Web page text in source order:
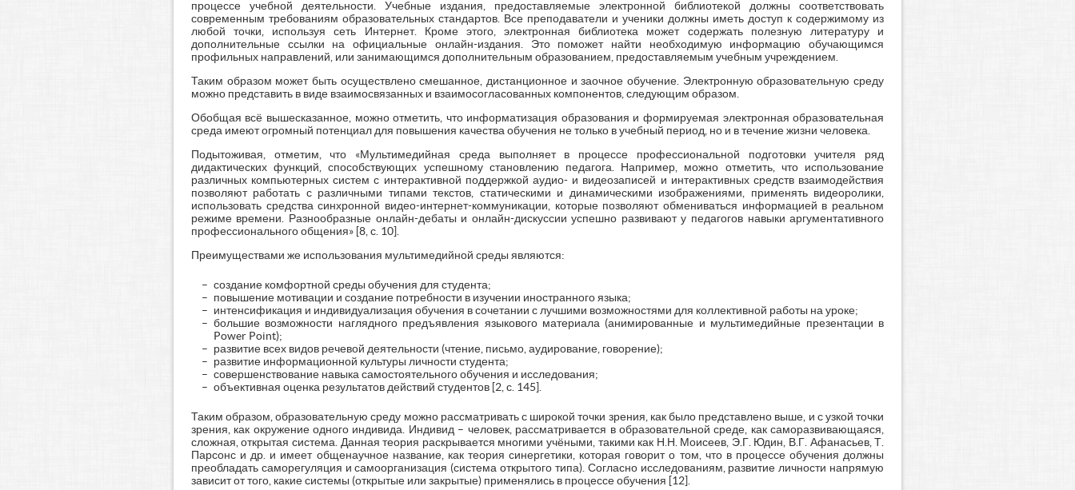
процессе учебной деятельности. Учебные издания, предоставляемые электронной библиотекой должны соответствовать
современным требованиям образовательных стандартов. Все преподаватели и ученики должны иметь доступ к содержимому из
любой точки, используя сеть Интернет. Кроме этого, электронная библиотека может содержать полезную литературу и
дополнительные ссылки на официальные онлайн-издания. Это поможет найти необходимую информацию обучающимся
профильных направлений, или занимающимся дополнительным образованием, предоставляемым учебным учреждением.
Таким образом может быть осуществлено смешанное, дистанционное и заочное обучение. Электронную образовательную среду
можно представить в виде взаимосвязанных и взаимосогласованных компонентов, следующим образом.
Обобщая всё вышесказанное, можно отметить, что информатизация образования и формируемая электронная образовательная
среда имеют огромный потенциал для повышения качества обучения не только в учебный период, но и в течение жизни человека.
Подытоживая, отметим, что «Мультимедийная среда выполняет в процессе профессиональной подготовки учителя ряд
дидактических функций, способствующих успешному становлению педагога. Например, можно отметить, что использование
различных компьютерных систем с интерактивной поддержкой аудио- и видеозаписей и интерактивных средств взаимодействия
позволяют работать с различными типами текстов, статическими и динамическими изображениями, применять видеоролики,
использовать средства синхронной видео-интернет-коммуникации, которые позволяют обмениваться информацией в реальном
режиме времени. Разнообразные онлайн-дебаты и онлайн-дискуссии успешно развивают у педагогов навыки аргументативного
профессионального общения» [8, с. 10].
Преимуществами же использования мультимедийной среды являются:
создание комфортной среды обучения для студента;
повышение мотивации и создание потребности в изучении иностранного языка;
интенсификация и индивидуализация обучения в сочетании с лучшими возможностями для коллективной работы на уроке;
большие возможности наглядного предъявления языкового материала (анимированные и мультимедийные презентации в
Power Point);
развитие всех видов речевой деятельности (чтение, письмо, аудирование, говорение);
развитие информационной культуры личности студента;
совершенствование навыка самостоятельного обучения и исследования;
объективная оценка результатов действий студентов [2, с. 145].
Таким образом, образовательную среду можно рассматривать с широкой точки зрения, как было представлено выше, и с узкой точки
зрения, как окружение одного индивида. Индивид – человек, рассматривается в образовательной среде, как саморазвивающаяся,
сложная, открытая система. Данная теория раскрывается многими учёными, такими как Н.Н. Моисеев, Э.Г. Юдин, В.Г. Афанасьев, Т.
Парсонс и др. и имеет общенаучное название, как теория синергетики, которая говорит о том, что в процессе обучения должны
преобладать саморегуляция и самоорганизация (система открытого типа). Согласно исследованиям, развитие личности напрямую
зависит от того, какие системы (открытые или закрытые) применялись в процессе обучения [12].